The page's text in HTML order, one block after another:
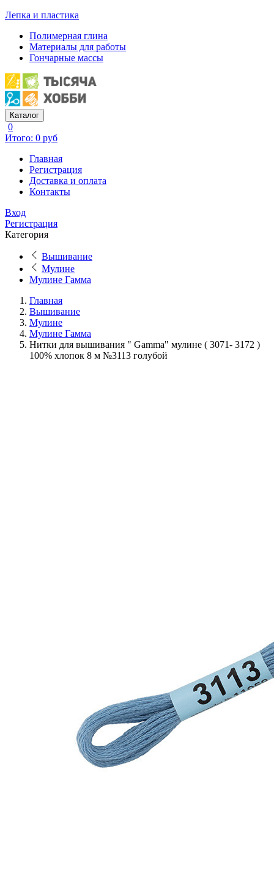
Лепка и пластика
Полимерная глина
Материалы для работы
Гончарные массы
Каталог
0
Итого: 0 руб
Главная
Регистрация
Доставка и оплата
Контакты
Вход
Регистрация
Категория
Вышивание
Мулине
Мулине Гамма
Главная
Вышивание
Мулине
Мулине Гамма
Нитки для вышивания " Gamma" мулине ( 3071- 3172 )
100% хлопок 8 м №3113 голубой